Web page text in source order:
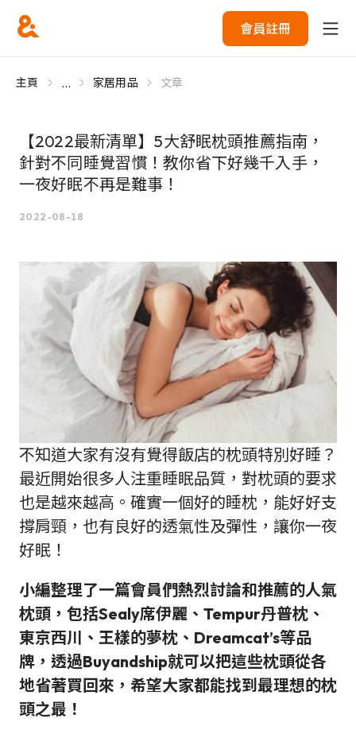
會員註冊
主頁 ... 家居用品 文章
【2022最新清單】5大舒眠枕頭推薦指南，
針對不同睡覺習慣！教你省下好幾千入手，
一夜好眠不再是難事！
2022-08-18
不知道大家有沒有覺得飯店的枕頭特別好睡？
最近開始很多人注重睡眠品質，對枕頭的要求
也是越來越高。確實一個好的睡枕，能好好支
撐肩頸，也有良好的透氣性及彈性，讓你一夜
好眠！
小編整理了一篇會員們熱烈討論和推薦的人氣
枕頭，包括Sealy席伊麗、Tempur丹普枕、
東京西川、 王樣的夢枕 、Dreamcat’s等品
牌，透過Buyandship就可以把這些枕頭從各
地省著買回來，希望大家都能找到最理想的枕
頭之最！